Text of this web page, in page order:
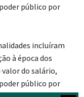
público por
incluíram
à época dos
valor do salário,
público por